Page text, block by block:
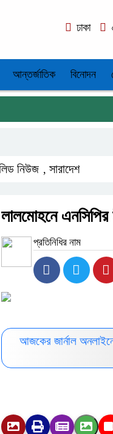
ঢাকা
আন্তর্জাতিক বিনোদন
নিউজ , সারাদেশ
লালমোহনে
প্রতিনিধির নাম
আজকের জার্নাল